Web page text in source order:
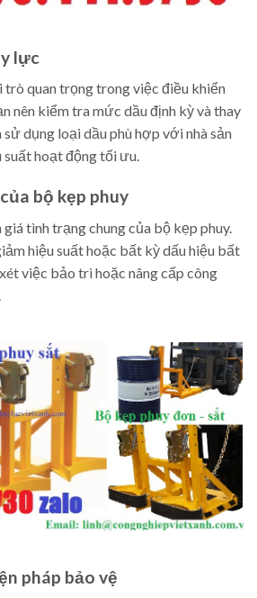
lực
trò quan trọng trong việc điều khiển
nên kiểm tra mức dầu định kỳ và thay
dụng loại dầu phù hợp với nhà sản
hoạt động tối ưu.
bộ kẹp phuy
tình trạng chung của bộ kẹp phuy.
hiệu suất hoặc bất kỳ dấu hiệu bất
việc bảo trì hoặc nâng cấp công
pháp bảo vệ